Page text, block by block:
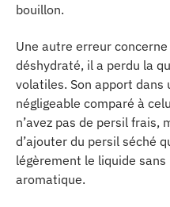
bouillon.
Une autre erreur
déshydraté, il a perdu la
volatiles. Son apport dans
négligeable comparé à
n’avez pas de persil frais,
d’ajouter du persil séché
légèrement le liquide
aromatique.